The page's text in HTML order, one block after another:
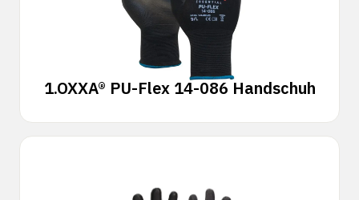
1.OXXA® PU-Flex 14-086 Handschuh